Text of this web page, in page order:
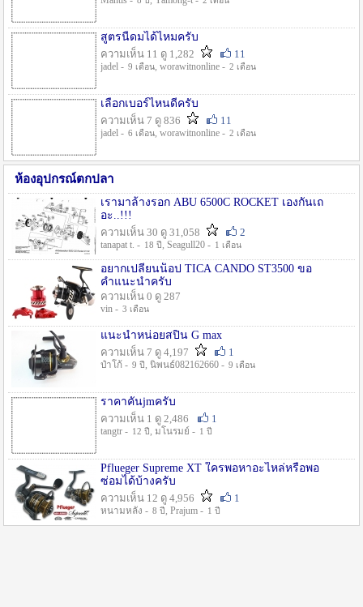
สูตรนี้ดมได้ไหมครับ
ความเห็น 11 ดู 1,282
11
jadel - 9 เดือน, worawitnonline - 2 เดือน
เลือกเบอร์ไหนดีครับ
ความเห็น 7 ดู 836
11
jadel - 6 เดือน, worawitnonline - 2 เดือน
ห้องอุปกรณ์ตกปลา
เรามาล้างรอก ABU 6500C ROCKET เองกันเถ
อะ..!!!
ความเห็น 30 ดู 31,058
2
tanapat t. - 18 ปี , Seagull20 - 1 เดือน
อยากเปลี่ยนน็อป TICA CANDO ST3500 ขอ
คำแนะนำครับ
ความเห็น 0 ดู 287
vin - 3 เดือน
แนะนำหน่อยสปิน G max
ความเห็น 7 ดู 4,197
1
ป๋าโก้ - 9 ปี , นิพนธ์082162660 - 9 เดือน
ราคาคันjmครับ
ความเห็น 1 ดู 2,486
1
tangtr - 12 ปี , มโนรมย์ - 1 ปี
Pflueger Supreme XT ใครพอหาอะไหล่หรือพอ
ซ่อมได้บ้างครับ
ความเห็น 12 ดู 4,956
1
หนามหลัง - 8 ปี , Prajum - 1 ปี